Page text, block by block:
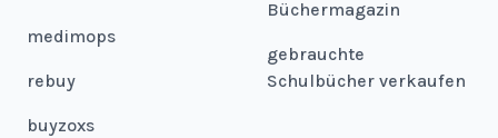
medimops
rebuy
buyzoxs
Büchermagazin
gebrauchte
Schulbücher verkaufen